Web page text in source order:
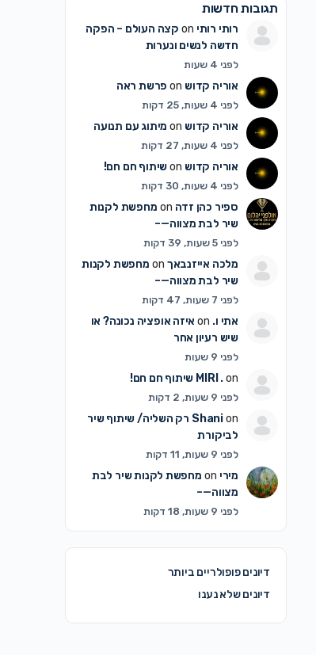
תגובות חדשות
רותי רותי
קצה העולם – הפקה
חדשה לנשים ונערות
לפני 4 שעות
אוריה קדוש פרשת ראה
לפני 4 שעות, 25 דקות
אוריה קדוש מיתוג עם תנועה
לפני 4 שעות, 27 דקות
אוריה קדוש שיתוף חם חם!
לפני 4 שעות, 30 דקות
ספיר כהן זדה
מחפשת לקנות
שיר לבת מצווה—–
לפני 5 שעות, 39 דקות
מלכה אייזנבאך
מחפשת לקנות
שיר לבת מצווה—–
לפני 7 שעות, 47 דקות
אתי ו.
איזה אופציה נכונה? או
שיש רעיון אחר
לפני 9 שעות
MIRI .on שיתוף חם חם!
לפני 9 שעות, 2 דקות
Shanion
רק השליה/ שיתוף שיר
לביקורת
לפני 9 שעות, 11 דקות
מירי
מחפשת לקנות שיר לבת
מצווה—–
לפני 9 שעות, 18 דקות
דיונים פופולריים ביותר
דיונים שלא נענו